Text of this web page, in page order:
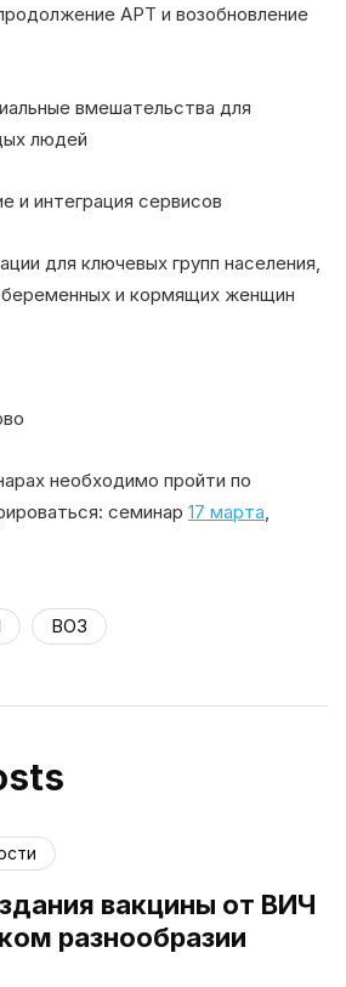
АРТ и возобновление
вмешательства для
людей
и интеграция сервисов
для ключевых групп населения,
и кормящих женщин
необходимо пройти по
семинар 17 марта
ВОЗ
вакцины от ВИЧ
разнообразии